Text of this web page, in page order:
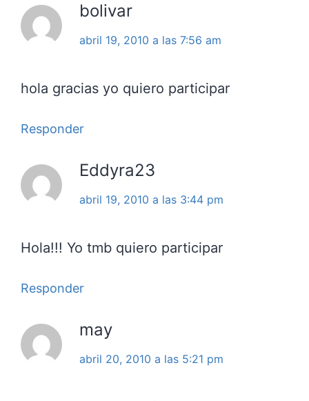
bolivar
abril 19, 2010 a las 7:56 am
hola gracias yo quiero participar
Responder
Eddyra23
abril 19, 2010 a las 3:44 pm
Hola!!! Yo tmb quiero participar
Responder
may
abril 20, 2010 a las 5:21 pm